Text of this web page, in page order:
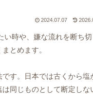
2024.07.07
い時や、嫌な流れを断ち切
とめます。
す。日本では古くから塩
同じものとして断定しな